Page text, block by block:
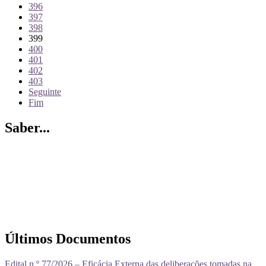
396
397
398
399
400
401
402
403
Seguinte
Fim
Saber...
Últimos Documentos
Edital n.º 77/2026 – Eficácia Externa das deliberações tomadas na